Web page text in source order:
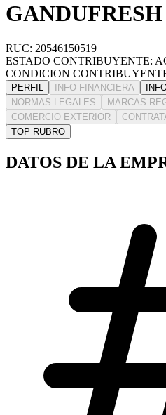
GANDUFRESH
RUC: 20546150519
ESTADO CONTRIBUYENTE:
CONDICION
PERFIL INFO FINANCIERA
NORMAS LEGALES
MARCAS
COMERCIO EXTERIOR
TOP RUBRO
DATOS DE LA